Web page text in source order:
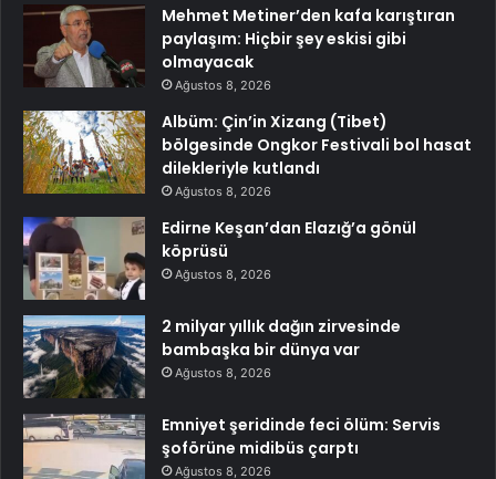
Mehmet Metiner’den kafa karıştıran
paylaşım: Hiçbir şey eskisi gibi
olmayacak
Ağustos 8, 2026
Albüm: Çin’in Xizang (Tibet)
bölgesinde Ongkor Festivali bol hasat
dilekleriyle kutlandı
Ağustos 8, 2026
Edirne Keşan’dan Elazığ’a gönül
köprüsü
Ağustos 8, 2026
2 milyar yıllık dağın zirvesinde
bambaşka bir dünya var
Ağustos 8, 2026
Emniyet şeridinde feci ölüm: Servis
şoförüne midibüs çarptı
Ağustos 8, 2026